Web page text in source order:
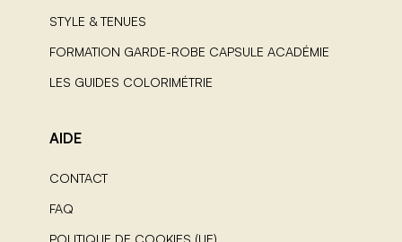
STYLE & TENUES
FORMATION GARDE-ROBE CAPSULE ACADÉMIE
LES GUIDES COLORIMÉTRIE
AIDE
CONTACT
FAQ